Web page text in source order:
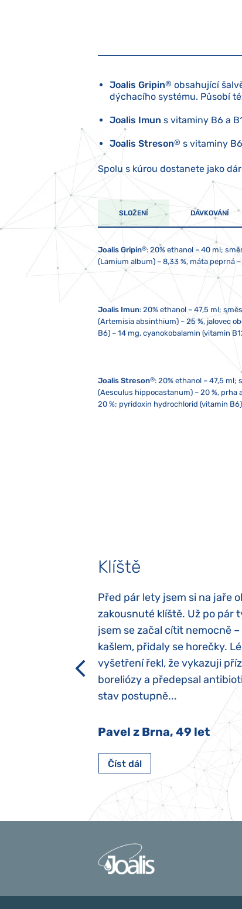
Joalis Gripin® obsahující
dýchacího systému. Působí
Joalis Imun s vitaminy B6 a
Joalis Streson® s vitaminy
Spolu s kúrou dostanete jako
SLOŽENÍ DÁVKOVÁNÍ
Joalis Gripin®: 20% ethanol – 40 ml;
(Lamium album) – 8,33 %, máta peprná
Joalis Imun: 20% ethanol – 47,5 ml;
(Artemisia absinthium) – 25 %, jalovec
B6) – 14 mg, cyanokobalamin (vitamin
Joalis Streson®: 20% ethanol – 47,5 ml;
(Aesculus hippocastanum) – 20 %, prha
20 %; pyridoxin hydrochlorid (vitamin
Klíště
Před pár lety jsem si na jaře
zakousnuté klíště. Už po pár
jsem se začal cítit nemocně
kašlem, přidaly se horečky.
vyšetření řekl, že vykazuji
boreliózy a předepsal
stav postupně...
Pavel z Brna, 49 let
Číst dál